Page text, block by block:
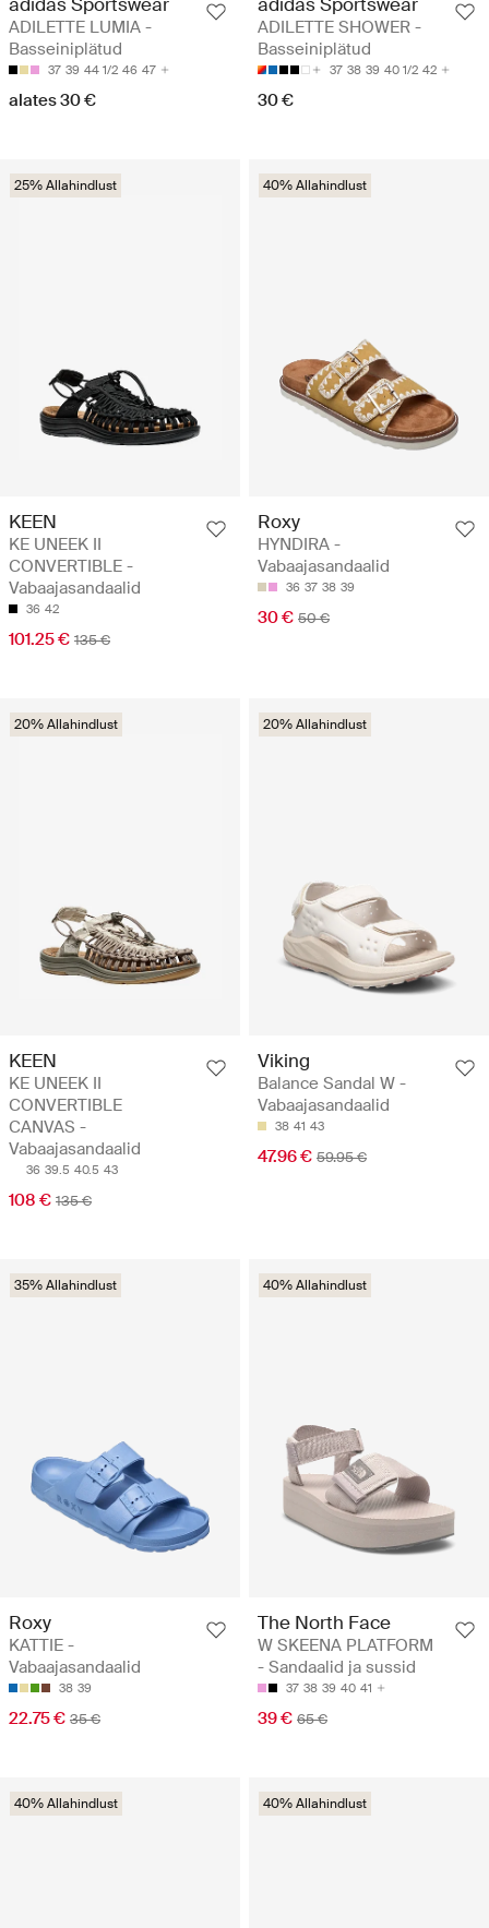
ADILETTE LUMIA -
Basseiniplätud
37 39 44 1/2 46 47
alates 30 €
ADILETTE SHOWER -
Basseiniplätud
37 38 39 40 1/2 42
30 €
25% Allahindlust
KEEN
KE UNEEK II
CONVERTIBLE -
Vabaajasandaalid
36 42
101.25 € 135 €
40% Allahindlust
Roxy
HYNDIRA -
Vabaajasandaalid
36 37 38 39
30 € 50 €
20% Allahindlust
KEEN
KE UNEEK II
CONVERTIBLE
CANVAS -
Vabaajasandaalid
36 39.5 40.5 43
108 € 135 €
20% Allahindlust
Viking
Balance Sandal W -
Vabaajasandaalid
38 41 43
47.96 € 59.95 €
35% Allahindlust
Roxy
KATTIE -
Vabaajasandaalid
38 39
22.75 € 35 €
40% Allahindlust
The North Face
W SKEENA PLATFORM
- Sandaalid ja sussid
37 38 39 40 41
39 € 65 €
40% Allahindlust 40% Allahindlust